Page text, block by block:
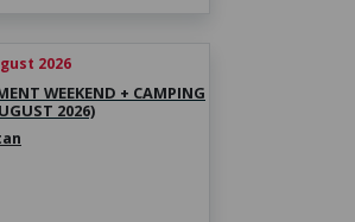
2026
WEEKEND + CAMPING
2026)